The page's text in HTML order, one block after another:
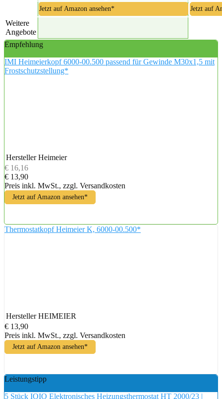
Jetzt auf Amazon ansehen* Jetzt auf
Weitere
Angebote
Empfehlung
IMI Heimeierkopf 6000-00.500 passend für Gewinde M30x1,5 mit
Frostschutzstellung*
Hersteller Heimeier
€ 16,16
€ 13,90
Preis inkl. MwSt., zzgl. Versandkosten
Jetzt auf Amazon ansehen*
Thermostatkopf Heimeier K, 6000-00.500*
Hersteller HEIMEIER
€ 13,90
Preis inkl. MwSt., zzgl. Versandkosten
Jetzt auf Amazon ansehen*
Leistungstipp
5 Stück IOIO Elektronisches Heizungsthermostat HT 2000/23 |